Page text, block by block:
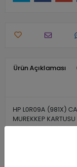
Ürün Açıklaması
HP L0R09A (981X)
MUREKKEP